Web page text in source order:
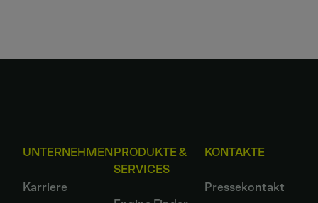
UNTERNEHMEN
Karriere
PRODUKTE &
SERVICES
KONTAKTE
Pressekontakt